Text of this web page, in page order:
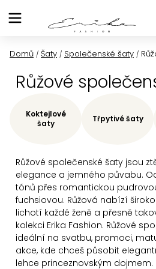
na
Domů / Šaty / Společenské šaty /
Růžové
Růžové společenské šaty jsou
elegance a jemného půvabu.
tónů přes romantickou
fuchsiovou. Růžová nabízí
lichotí každé ženě a přesně
kolekci Erika Fashion. Růžové
ideální na svatbu, promoci,
akce, kde chceš působit
lehce princeznovským dojmem.
Koktejlové
šaty
Třpytivé šaty